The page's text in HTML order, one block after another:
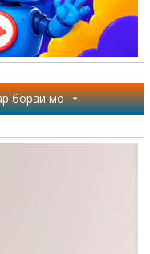
бораи мо